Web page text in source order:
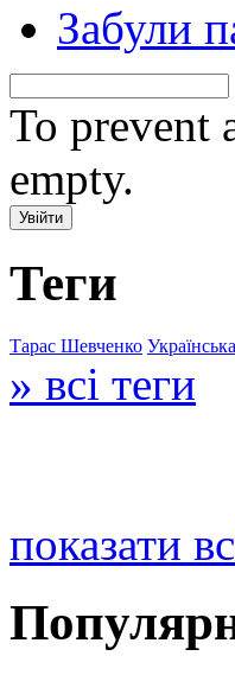
Забули
To prevent
empty.
Теги
Тарас Шевченко
» всі теги
показати